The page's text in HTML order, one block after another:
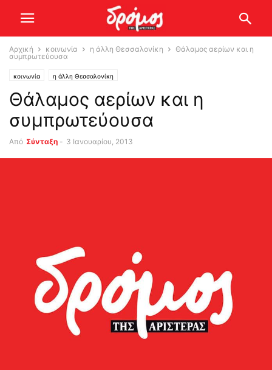
Αρχική κοινωνία η άλλη Θεσσαλονίκη
Θάλαμος αερίων και η
συμπρωτεύουσα
κοινωνία η άλλη Θεσσαλονίκη
Θάλαμος αερίων και η
συμπρωτεύουσα
Από Σύνταξη - 3 Ιανουαρίου, 2013